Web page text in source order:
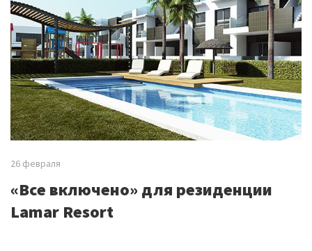
26 февраля
«Все включено» для резиденции
Lamar Resort